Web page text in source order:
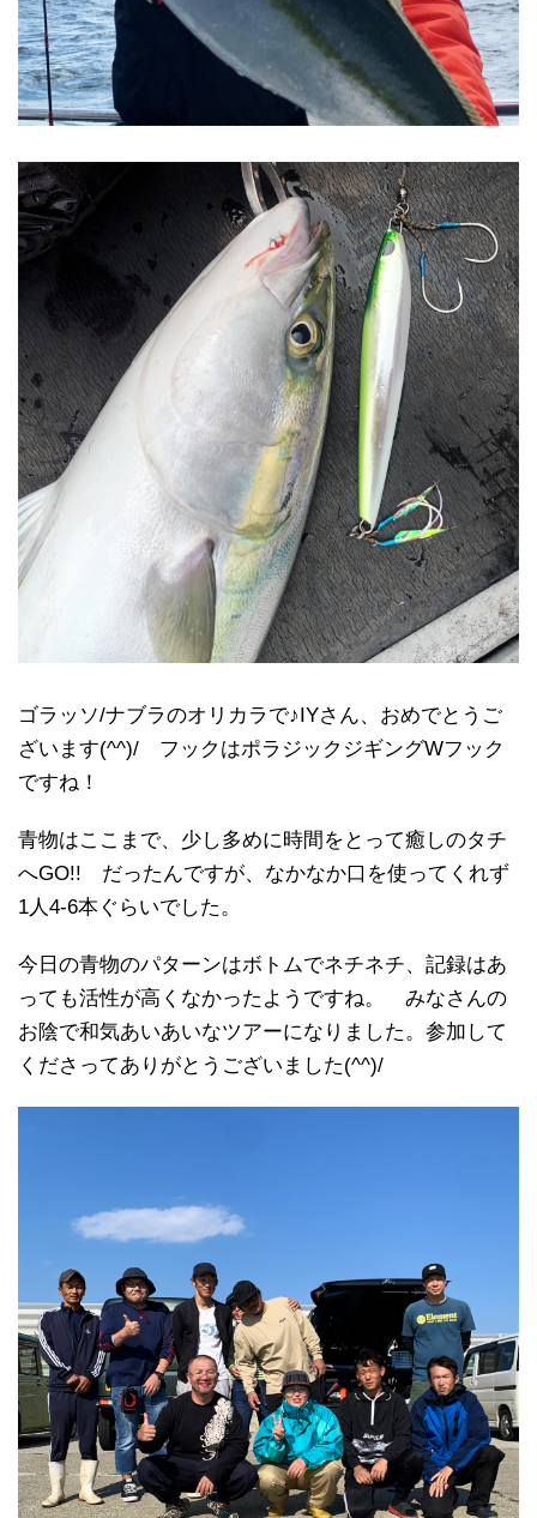
ゴラッソ/ナブラのオリカラで♪IYさん、おめでとうご
ざいます(^^)/ フックはポラジックジギングWフック
ですね！
青物はここまで、少し多めに時間をとって癒しのタチ
へGO!! だったんですが、なかなか口を使ってくれず
1人4-6本ぐらいでした。
今日の青物のパターンはボトムでネチネチ、記録はあ
っても活性が高くなかったようですね。 みなさんの
お陰で和気あいあいなツアーになりました。参加して
くださってありがとうございました(^^)/